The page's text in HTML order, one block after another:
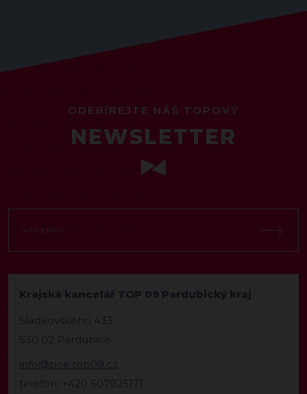
ODEBÍREJTE NÁŠ TOPOVÝ
NEWSLETTER
Krajská kancelář TOP 09 Pardubický kraj
Sladkovského 433
530 02 Pardubice
info@pce.top09.cz
telefon: +420 607925171